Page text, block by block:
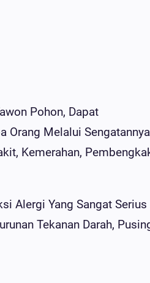
Pohon, Dapat
Orang Melalui
Kemerahan,
Alergi Yang Sangat Serius
Tekanan Darah,